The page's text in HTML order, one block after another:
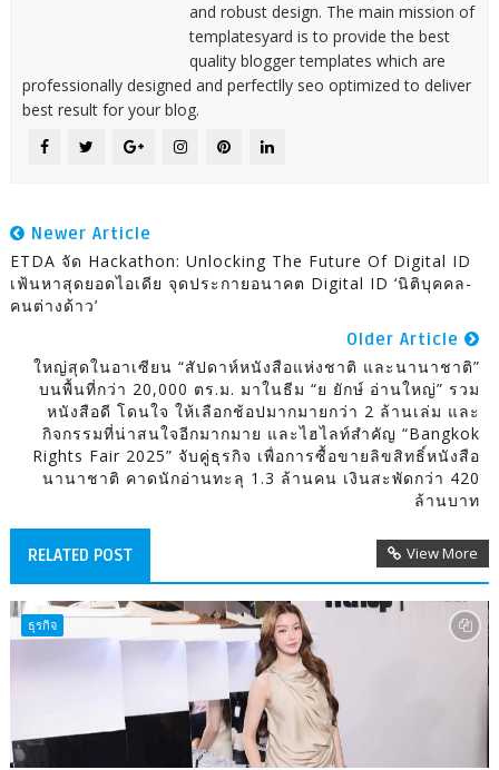
and robust design. The main mission of
templatesyard is to provide the best
quality blogger templates which are
professionally designed and perfectlly seo optimized to deliver
best result for your blog.
Newer Article
ETDA จัด Hackathon: Unlocking The Future Of Digital ID
เฟ้นหาสุดยอดไอเดีย จุดประกายอนาคต Digital ID ‘นิติบุคคล-
คนต่างด้าว’
Older Article
ใหญ่สุดในอาเซียน “สัปดาห์หนังสือแห่งชาติ และนานาชาติ”
บนพื้นที่กว่า 20,000 ตร.ม. มาในธีม “ย ยักษ์ อ่านใหญ่” รวม
หนังสือดี โดนใจ ให้เลือกช้อปมากมายกว่า 2 ล้านเล่ม และ
กิจกรรมที่น่าสนใจอีกมากมาย และไฮไลท์สำคัญ “Bangkok
Rights Fair 2025” จับคู่ธุรกิจ เพื่อการซื้อขายลิขสิทธิ์หนังสือ
นานาชาติ คาดนักอ่านทะลุ 1.3 ล้านคน เงินสะพัดกว่า 420
ล้านบาท
RELATED POST View More
ธุรกิจ